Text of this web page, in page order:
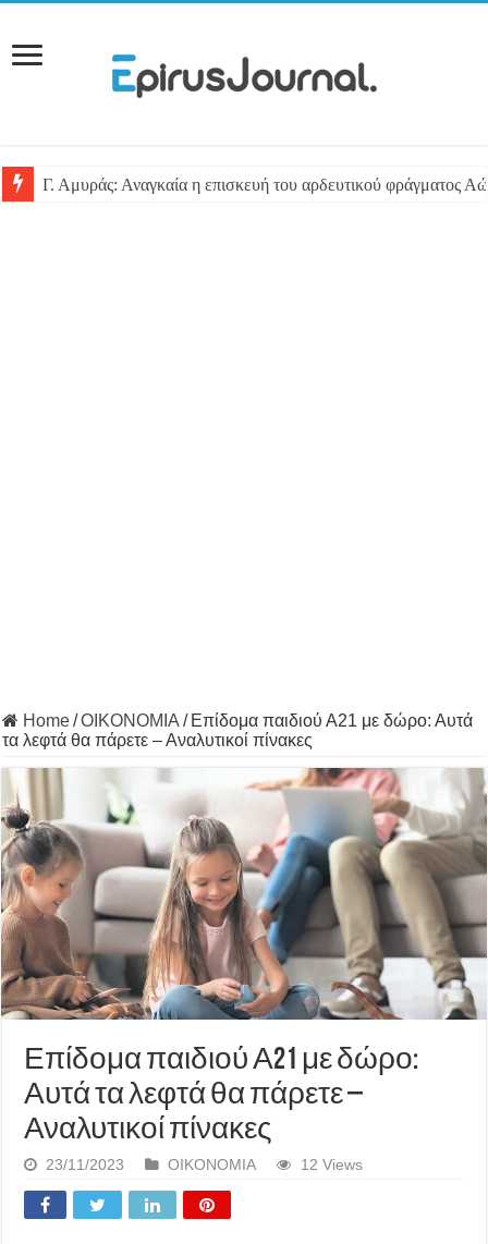
Γ. Αμυράς: Αναγκαία η επισκευή του αρδευτικού φράγματος
Home/ΟΙΚΟΝΟΜΙΑ / Επίδομα παιδιού Α21 με δώρο: Αυτά
τα λεφτά θα πάρετε – Αναλυτικοί πίνακες
Επίδομα παιδιού Α21 με δώρο:
Αυτά τα λεφτά θα πάρετε –
Αναλυτικοί πίνακες
23/11/2023 ΟΙΚΟΝΟΜΙΑ 12 Views